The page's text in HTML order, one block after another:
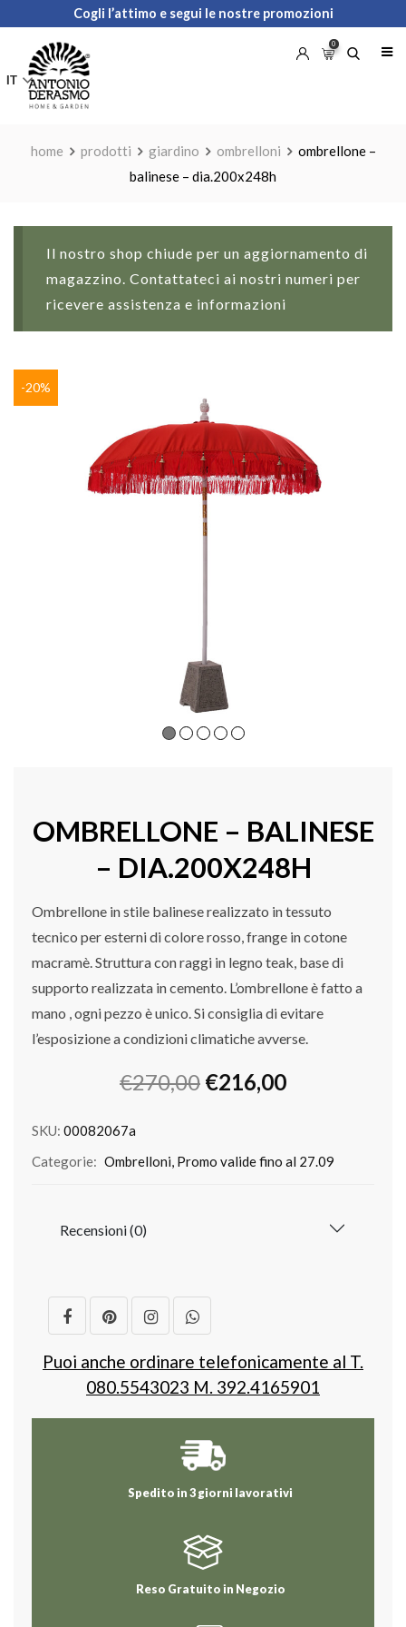
content
Cogli l’attimo e segui le nostre promozioni
IT
0
home prodotti giardino ombrelloni
ombrellone –
balinese – dia.200x248h
Il nostro shop chiude per un aggiornamento di
magazzino. Contattateci ai nostri numeri per
ricevere assistenza e informazioni
-20%
OMBRELLONE – BALINESE
– DIA.200X248H
Ombrellone in stile balinese realizzato in tessuto
tecnico per esterni di colore rosso, frange in cotone
macramè. Struttura con raggi in legno teak, base di
supporto realizzata in cemento. L’ombrellone è fatto a
mano , ogni pezzo è unico. Si consiglia di evitare
l’esposizione a condizioni climatiche avverse.
€270,00 Il
era:
€216,00Il
è:
SKU: 00082067a
Categorie: Ombrelloni, Promo valide fino al 27.09
Recensioni (0)
Puoi anche ordinare telefonicamente al T.
080.5543023 M. 392.4165901
Spedito in 3 giorni lavorativi
Reso Gratuito in Negozio